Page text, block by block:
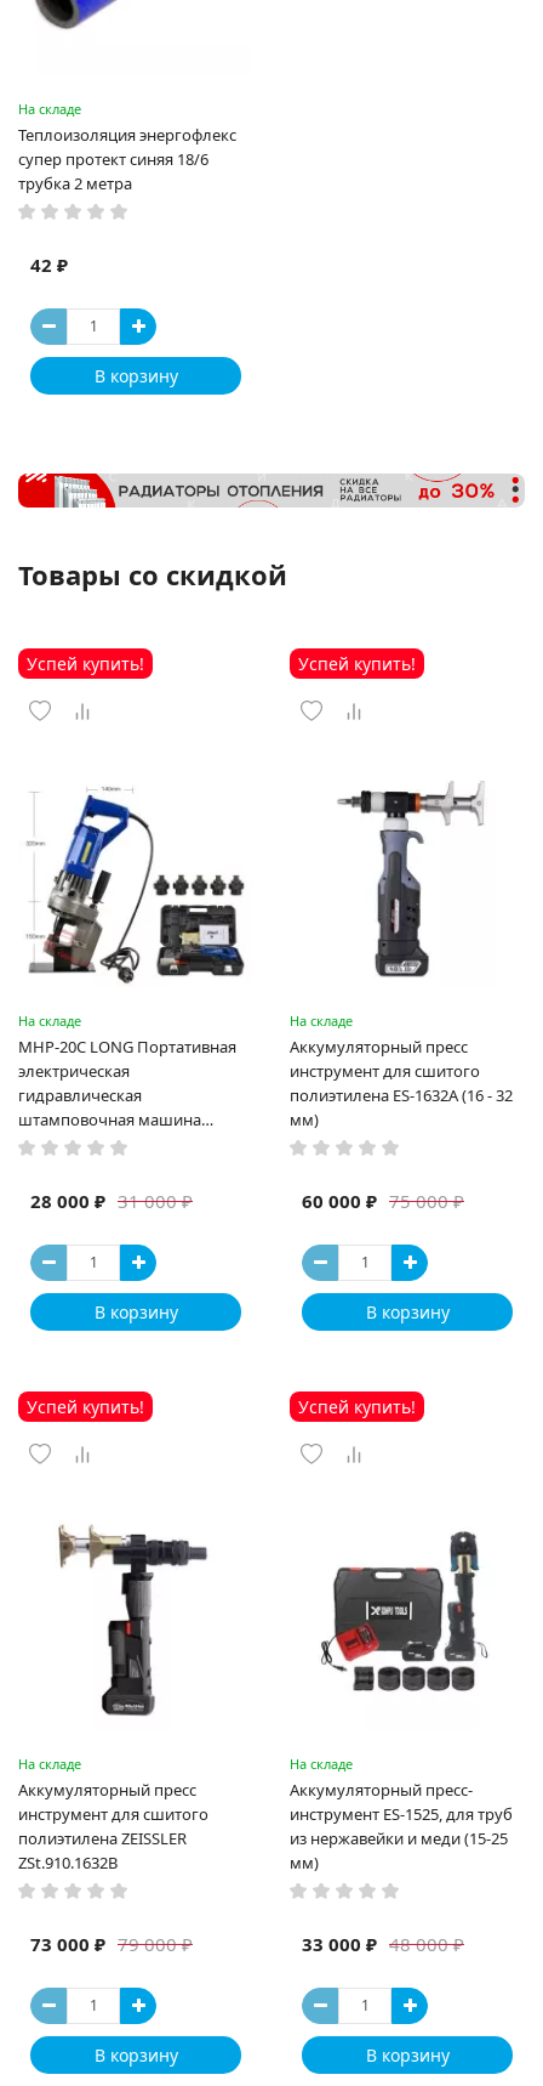
На складе
Теплоизоляция энергофлекс
супер протект синяя 18/6
трубка 2 метра
42 ₽
В корзину
Товары со скидкой
Успей купить!
На складе
MHP-20C LONG Портативная
электрическая
гидравлическая
штамповочная машина
высокая мощность и мощный
машина
31 000 ₽
28 000 ₽
В корзину
Успей купить!
На складе
Аккумуляторный пресс
инструмент для сшитого
полиэтилена ES-1632A (16 - 32
мм)
75 000 ₽
60 000 ₽
В корзину
Успей купить!
На складе
Аккумуляторный пресс
инструмент для сшитого
полиэтилена ZEISSLER
ZSt.910.1632B
79 000 ₽
73 000 ₽
В корзину
Успей купить!
На складе
Аккумуляторный пресс-
инструмент ES-1525, для труб
из нержавейки и меди (15-25
мм)
48 000 ₽
33 000 ₽
В корзину